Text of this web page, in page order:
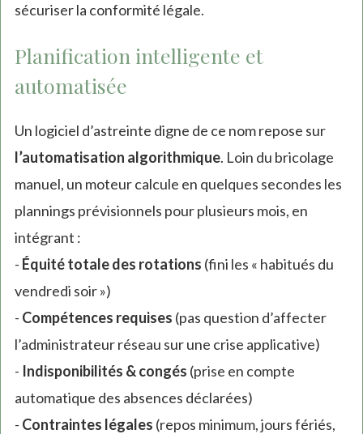
sécuriser la conformité légale.
Planification intelligente et
automatisée
Un logiciel d’astreinte digne de ce nom repose sur
l’automatisation algorithmique. Loin du bricolage
manuel, un moteur calcule en quelques secondes les
plannings prévisionnels pour plusieurs mois, en
intégrant :
- Équité totale des rotations (fini les « habitués du
vendredi soir »)
- Compétences requises (pas question d’affecter
l’administrateur réseau sur une crise applicative)
- Indisponibilités & congés (prise en compte
automatique des absences déclarées)
- Contraintes légales (repos minimum, jours fériés,